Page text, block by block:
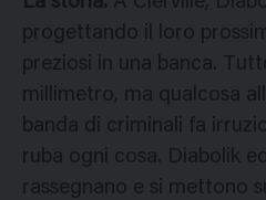
progettando il loro
preziosi in una banca.
millimetro, ma qualcosa
banda di criminali fa
ruba ogni cosa. Diabolik
rassegnano e si mettono